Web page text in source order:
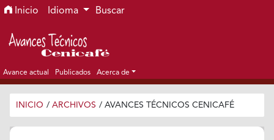
Ir al menú de navegación principal
Ir al contenido principal
Ir al pie de página del sitio
Inicio Idioma Buscar
Avance actual Publicados Acerca de
INICIO / ARCHIVOS / AVANCES TÉCNICOS CENICAFÉ